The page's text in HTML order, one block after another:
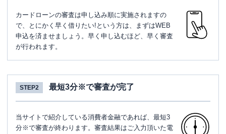
カードローンの審査は申し込み順に実施されますの
で、とにかく早く借りたい!という方は、まずはWEB
申込を済ませましょう。早く申し込むほど、早く審査
が行われます。
STEP2 最短3分※で審査が完了
当サイトで紹介している消費者金融であれば、最短3
分※で審査が終わります。審査結果はご入力頂いた電